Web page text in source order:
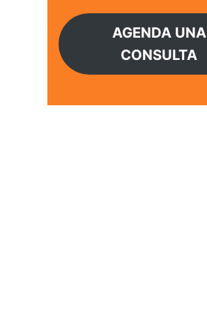
AGENDA UNA
CONSULTA